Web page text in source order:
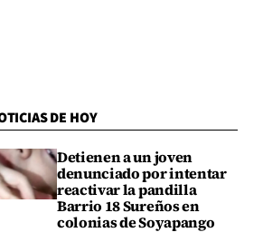
DE HOY
Detienen a un joven
denunciado por intentar
reactivar la pandilla
Barrio 18 Sureños en
colonias de Soyapango